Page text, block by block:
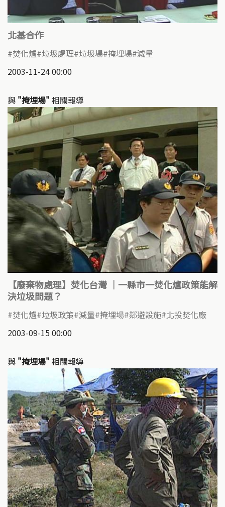
北基合作
焚化爐 垃圾處理 垃圾場 掩埋場 減量
2003-11-24 00:00
與 "掩埋場" 相關報導
【廢棄物處理】焚化台灣 ｜一縣市一焚化爐政策能解
決垃圾問題？
焚化爐 垃圾政策 減量 掩埋場 鄰避設施 北投焚化廠
2003-09-15 00:00
與 "掩埋場" 相關報導